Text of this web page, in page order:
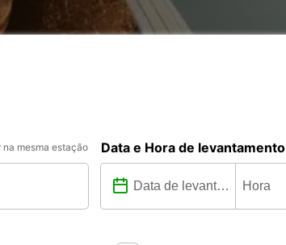
na mesma estação Data e Hora de levantamento